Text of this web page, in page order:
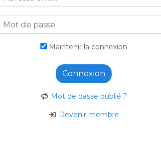
Maintenir la connexion
Connexion
Mot de passe oublié ?
Devenir membre